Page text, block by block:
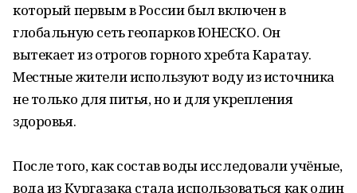
который первым в России был включен в
глобальную сеть геопарков ЮНЕСКО. Он
вытекает из отрогов горного хребта Каратау.
Местные жители используют воду из источника
не только для питья, но и для укрепления
здоровья.
После того, как состав воды исследовали учёные,
вода из Кургазака стала использоваться как один